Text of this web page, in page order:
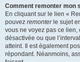
Comment remonter mon
En cliquant sur le lien «
pouvez remonterle sujet
vous ne voyez pas ce
désactivée ou que
atteint. Il est également
répondant. Néanmoins,